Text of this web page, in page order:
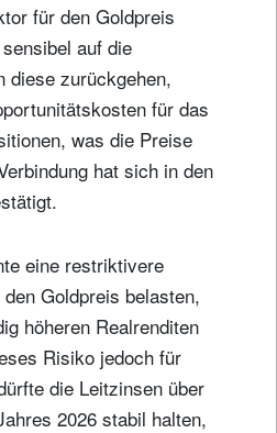
für den Goldpreis
auf die
diese zurückgehen,
für das
was die Preise
hat sich in den
eine restriktivere
Goldpreis belasten,
höheren Realrenditen
Risiko jedoch für
die Leitzinsen über
2026 stabil halten,